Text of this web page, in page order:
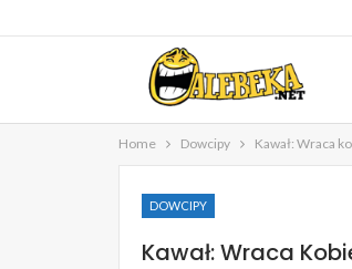
Home Dowcipy Kawał: Wraca
DOWCIPY
Kawał: Wraca